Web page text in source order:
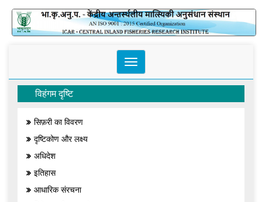
Toggle
navigation
विहंगम दृष्टि
सिफ़री का विवरण
दृष्टिकोण और लक्ष्य
अधिदेश
इतिहास
आधारिक संरचना